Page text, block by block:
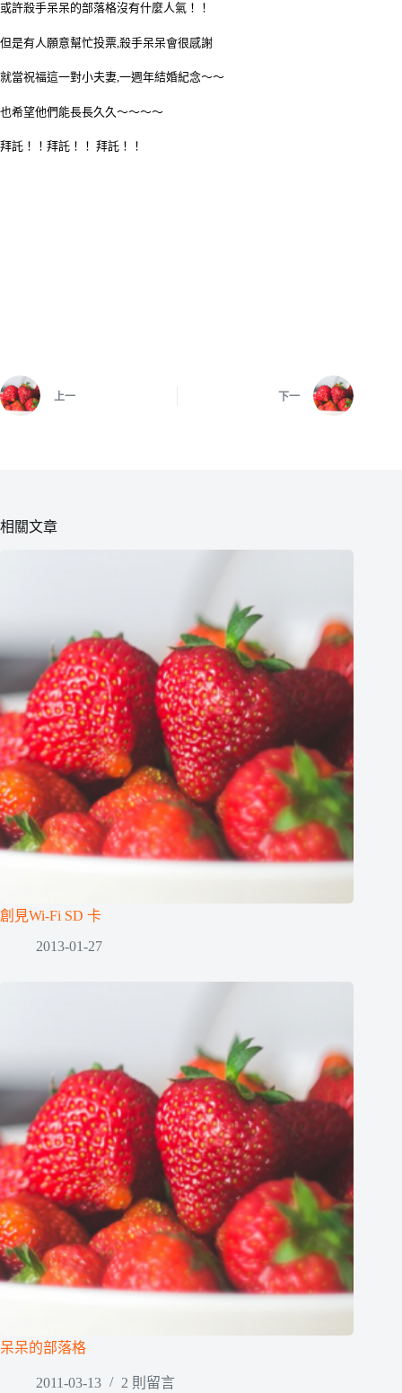
或許殺手呆呆的部落格沒有什麼人氣！！
但是有人願意幫忙投票,殺手呆呆會很感謝
就當祝福這一對小夫妻,一週年結婚紀念～～
也希望他們能長長久久～～～～
拜託！！拜託！！ 拜託！！
上一 下一
相關文章
創見Wi-Fi SD 卡
2013-01-27
呆呆的部落格
2011-03-13 2 則留言